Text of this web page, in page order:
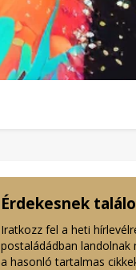
Érdekesnek
Iratkozz fel a heti
postaládádban landolnak
a hasonló tartalmas